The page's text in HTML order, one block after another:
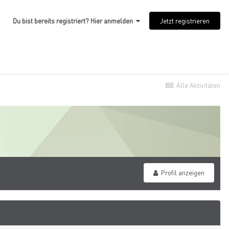
Du bist bereits registriert? Hier anmelden Jetzt registrieren
Alle Aktivitäten
Profil anzeigen